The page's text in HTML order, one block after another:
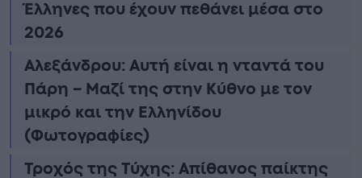
Έλληνες που έχουν πεθάνει μέσα στο
2026
Αλεξάνδρου: Αυτή είναι η νταντά του
Πάρη – Μαζί της στην Κύθνο με τον
μικρό και την Ελληνίδου
(Φωτογραφίες)
Τροχός της Τύχης: Απίθανος παίκτης